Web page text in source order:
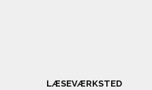
LÆSEVÆRKSTED